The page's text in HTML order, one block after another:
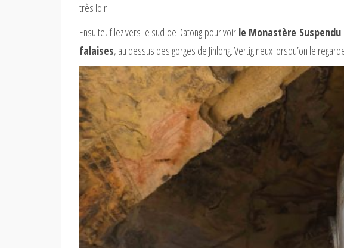
très loin.
Ensuite, filez vers le sud de Datong pour voir le Monastère
falaises, au dessus des gorges de Jinlong. Vertigineux lorsqu’on le